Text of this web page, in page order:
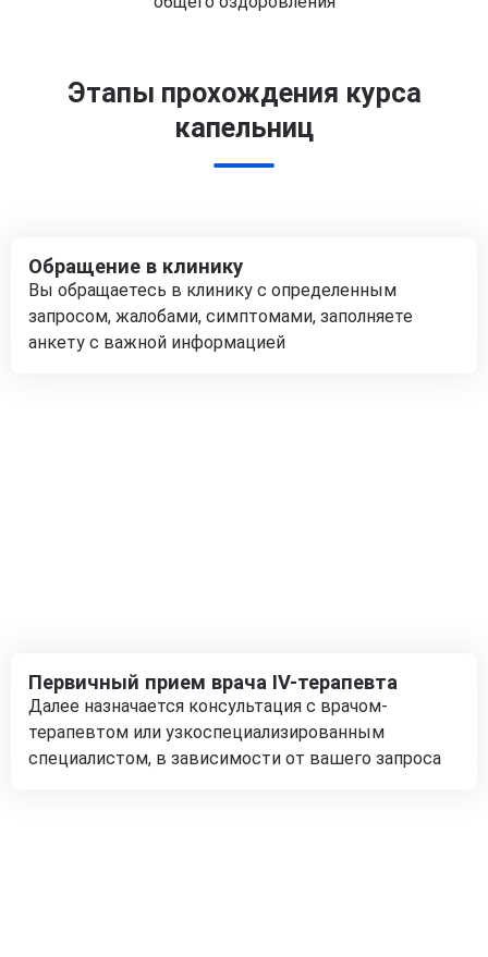
Этапы прохождения курса
капельниц
Обращение в клинику
Вы обращаетесь в клинику с определенным
запросом, жалобами, симптомами, заполняете
анкету с важной информацией
Первичный прием врача IV-терапевта
Далее назначается консультация с врачом-
терапевтом или узкоспециализированным
специалистом, в зависимости от вашего запроса